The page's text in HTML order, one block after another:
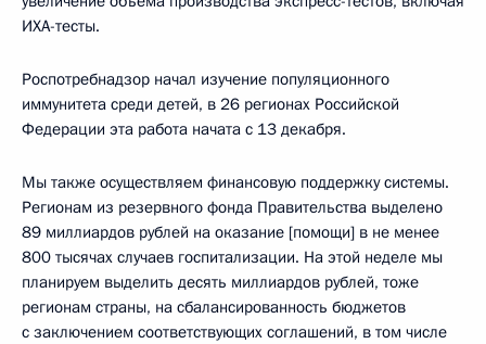
ИХА-тесты.
Роспотребнадзор начал изучение популяционного
иммунитета среди детей, в 26 регионах Российской
Федерации эта работа начата с 13 декабря.
Мы также осуществляем финансовую поддержку системы.
Регионам из резервного фонда Правительства выделено
89 миллиардов рублей на оказание [помощи] в не менее
800 тысячах случаев госпитализации. На этой неделе мы
планируем выделить десять миллиардов рублей, тоже
регионам страны, на сбалансированность бюджетов
с заключением соответствующих соглашений, в том числе